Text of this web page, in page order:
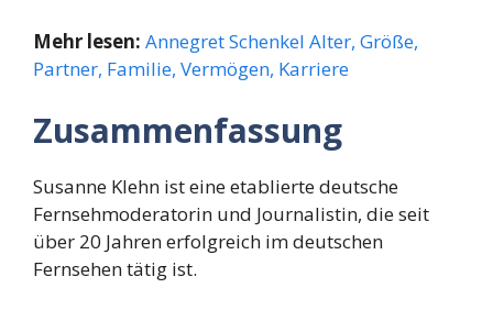
Mehr lesen: Annegret Schenkel Alter, Größe,
Partner, Familie, Vermögen, Karriere
Zusammenfassung
Susanne Klehn ist eine etablierte deutsche
Fernsehmoderatorin und Journalistin, die seit
über 20 Jahren erfolgreich im deutschen
Fernsehen tätig ist.